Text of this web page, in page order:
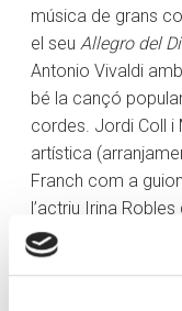
música de grans
el seu Allegro del
Antonio Vivaldi amb
bé la cançó
cordes. Jordi Coll i
artística
Franch com a
l’actriu Irina
l’ONCA, han estat
la creació d’aquest